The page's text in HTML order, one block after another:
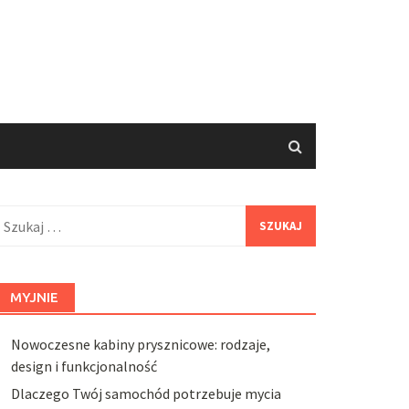
MYJNIE
Nowoczesne kabiny prysznicowe: rodzaje,
design i funkcjonalność
Dlaczego Twój samochód potrzebuje mycia